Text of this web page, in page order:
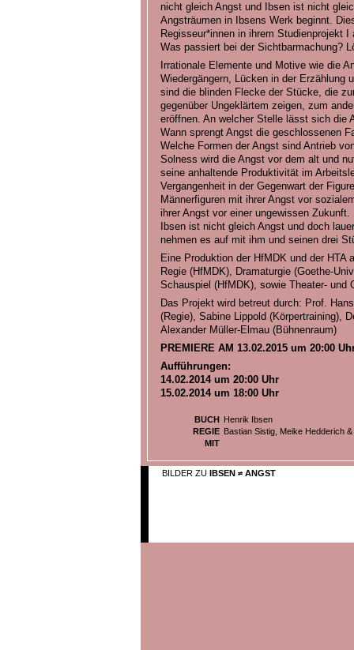
nicht gleich Angst und Ibsen ist nicht
Angsträumen in Ibsens Werk beginnt.
Regisseur*innen in ihrem Studienprojekt
Was passiert bei der Sichtbarmachung?
Irrationale Elemente und Motive wie die
Wiedergängern, Lücken in der Erzählung
sind die blinden Flecke der Stücke, die
gegenüber Ungeklärtem zeigen, zum
eröffnen. An welcher Stelle lässt sich die
Wann sprengt Angst die geschlossenen
Welche Formen der Angst sind Antrieb
Solness wird die Angst vor dem alt und
seine anhaltende Produktivität im
Vergangenheit in der Gegenwart der
Männerfiguren mit ihrer Angst vor
ihrer Angst vor einer ungewissen Zukunft.
Ibsen ist nicht gleich Angst und doch
nehmen es auf mit ihm und seinen drei
Eine Produktion der HfMDK und der HTA
Regie (HfMDK), Dramaturgie (Goethe-
Schauspiel (HfMDK), sowie Theater- und
Das Projekt wird betreut durch: Prof.
(Regie), Sabine Lippold (Körpertraining),
Alexander Müller-Elmau (Bühnenraum)
PREMIERE AM 13.02.2015 um 20:00
Aufführungen:
14.02.2014 um 20:00 Uhr
15.02.2014 um 18:00 Uhr
BUCH Henrik Ibsen
REGIE Bastian Sistig, Meike Hedderich
MIT
BILDER ZU IBSEN ≠ ANGST